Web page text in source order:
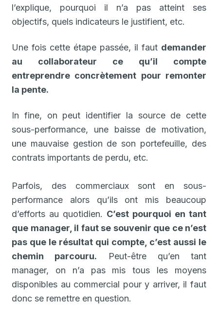
l’explique, pourquoi il n’a pas atteint ses
objectifs, quels indicateurs le justifient, etc.
Une fois cette étape passée, il faut demander
au collaborateur ce qu’il compte
entreprendre concrètement pour remonter
la pente.
In fine, on peut identifier la source de cette
sous-performance, une baisse de motivation,
une mauvaise gestion de son portefeuille, des
contrats importants de perdu, etc.
Parfois, des commerciaux sont en sous-
performance alors qu’ils ont mis beaucoup
d’efforts au quotidien. C’est pourquoi en tant
que manager, il faut se souvenir que ce n’est
pas que le résultat qui compte, c’est aussi le
chemin parcouru. Peut-être qu’en tant
manager, on n’a pas mis tous les moyens
disponibles au commercial pour y arriver, il faut
donc se remettre en question.